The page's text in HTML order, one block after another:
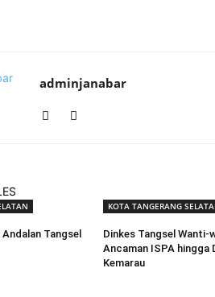
adminjanabar
Tangsel
KOTA TANGERANG
Dinkes Tangsel Wanti-
Ancaman ISPA hingga
Kemarau